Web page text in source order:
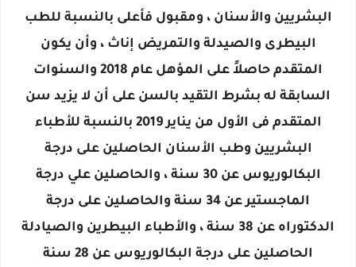
البشريين والأسنان ، ومقبول فأعلى بالنسبة للطب
البيطرى والصيدلة والتمريض إناث ، وأن يكون
المتقدم حاصلاً على المؤهل عام 2018 والسنوات
السابقة له بشرط التقيد بالسن على أن لا يزيد سن
المتقدم فى الأول من يناير 2019 بالنسبة للأطباء
البشريين وطب الأسنان الحاصلين على درجة
البكالوريوس عن 30 سنة ، والحاصلين علي درجة
الماجستير عن 34 سنة والحاصلين على درجة
الدكتوراه عن 38 سنة ، والأطباء البيطرين والصيادلة
الحاصلين على درجة البكالوريوس عن 28 سنة